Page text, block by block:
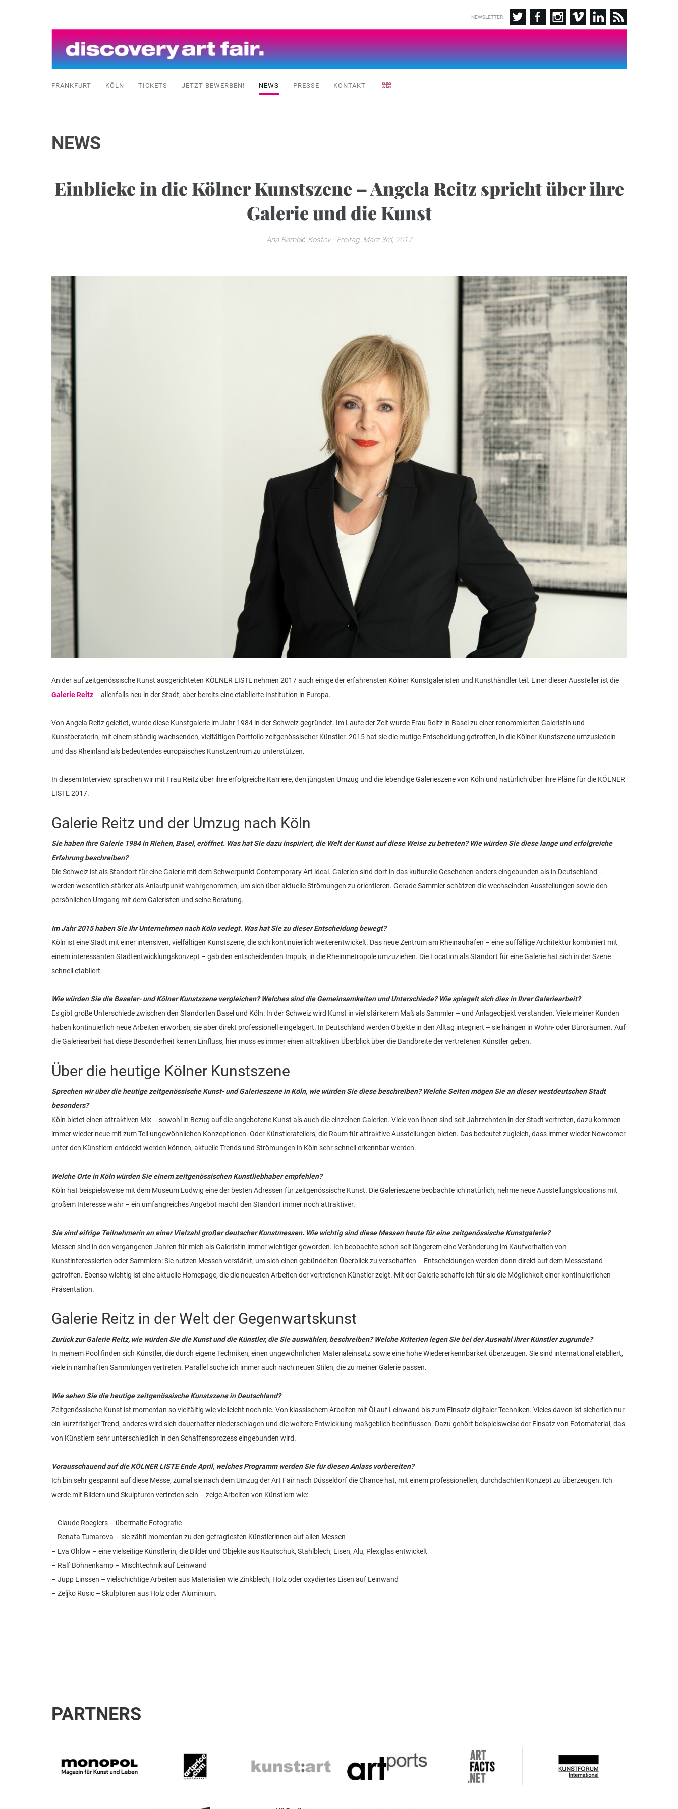
NEWSLETTER
FRANKFURT KÖLN TICKETS JETZT BEWERBEN! NEWS PRESSE KONTAKT
NEWS
Einblicke in die Kölner Kunstszene – Angela Reitz spricht über ihre
Galerie und die Kunst
Ana Bambić Kostov· Freitag, März 3rd, 2017
An der auf zeitgenössische Kunst ausgerichteten KÖLNER LISTE nehmen 2017 auch einige der erfahrensten Kölner Kunstgaleristen und Kunsthändler teil. Einer dieser Aussteller ist die
Galerie Reitz – allenfalls neu in der Stadt, aber bereits eine etablierte Institution in Europa.
Von Angela Reitz geleitet, wurde diese Kunstgalerie im Jahr 1984 in der Schweiz gegründet. Im Laufe der Zeit wurde Frau Reitz in Basel zu einer renommierten Galeristin und
Kunstberaterin, mit einem ständig wachsenden, vielfältigen Portfolio zeitgenössischer Künstler. 2015 hat sie die mutige Entscheidung getroffen, in die Kölner Kunstszene umzusiedeln
und das Rheinland als bedeutendes europäisches Kunstzentrum zu unterstützen.
In diesem Interview sprachen wir mit Frau Reitz über ihre erfolgreiche Karriere, den jüngsten Umzug und die lebendige Galerieszene von Köln und natürlich über ihre Pläne für die KÖLNER
LISTE 2017.
Galerie Reitz und der Umzug nach Köln
Sie haben Ihre Galerie 1984 in Riehen, Basel, eröffnet. Was hat Sie dazu inspiriert, die Welt der Kunst auf diese Weise zu betreten? Wie würden Sie diese lange und erfolgreiche
Erfahrung beschreiben?
Die Schweiz ist als Standort für eine Galerie mit dem Schwerpunkt Contemporary Art ideal. Galerien sind dort in das kulturelle Geschehen anders eingebunden als in Deutschland –
werden wesentlich stärker als Anlaufpunkt wahrgenommen, um sich über aktuelle Strömungen zu orientieren. Gerade Sammler schätzen die wechselnden Ausstellungen sowie den
persönlichen Umgang mit dem Galeristen und seine Beratung.
Im Jahr 2015 haben Sie Ihr Unternehmen nach Köln verlegt. Was hat Sie zu dieser Entscheidung bewegt?
Köln ist eine Stadt mit einer intensiven, vielfältigen Kunstszene, die sich kontinuierlich weiterentwickelt. Das neue Zentrum am Rheinauhafen – eine auffällige Architektur kombiniert mit
einem interessanten Stadtentwicklungskonzept – gab den entscheidenden Impuls, in die Rheinmetropole umzuziehen. Die Location als Standort für eine Galerie hat sich in der Szene
schnell etabliert.
Wie würden Sie die Baseler- und Kölner Kunstszene vergleichen? Welches sind die Gemeinsamkeiten und Unterschiede? Wie spiegelt sich dies in Ihrer Galeriearbeit?
Es gibt große Unterschiede zwischen den Standorten Basel und Köln: In der Schweiz wird Kunst in viel stärkerem Maß als Sammler – und Anlageobjekt verstanden. Viele meiner Kunden
haben kontinuierlich neue Arbeiten erworben, sie aber direkt professionell eingelagert. In Deutschland werden Objekte in den Alltag integriert – sie hängen in Wohn- oder Büroräumen. Auf
die Galeriearbeit hat diese Besonderheit keinen Einfluss, hier muss es immer einen attraktiven Überblick über die Bandbreite der vertretenen Künstler geben.
Über die heutige Kölner Kunstszene
Sprechen wir über die heutige zeitgenössische Kunst- und Galerieszene in Köln, wie würden Sie diese beschreiben? Welche Seiten mögen Sie an dieser westdeutschen Stadt
besonders?
Köln bietet einen attraktiven Mix – sowohl in Bezug auf die angebotene Kunst als auch die einzelnen Galerien. Viele von ihnen sind seit Jahrzehnten in der Stadt vertreten, dazu kommen
immer wieder neue mit zum Teil ungewöhnlichen Konzeptionen. Oder Künstlerateliers, die Raum für attraktive Ausstellungen bieten. Das bedeutet zugleich, dass immer wieder Newcomer
unter den Künstlern entdeckt werden können, aktuelle Trends und Strömungen in Köln sehr schnell erkennbar werden.
Welche Orte in Köln würden Sie einem zeitgenössischen Kunstliebhaber empfehlen?
Köln hat beispielsweise mit dem Museum Ludwig eine der besten Adressen für zeitgenössische Kunst. Die Galerieszene beobachte ich natürlich, nehme neue Ausstellungslocations mit
großem Interesse wahr – ein umfangreiches Angebot macht den Standort immer noch attraktiver.
Sie sind eifrige Teilnehmerin an einer Vielzahl großer deutscher Kunstmessen. Wie wichtig sind diese Messen heute für eine zeitgenössische Kunstgalerie?
Messen sind in den vergangenen Jahren für mich als Galeristin immer wichtiger geworden. Ich beobachte schon seit längerem eine Veränderung im Kaufverhalten von
Kunstinteressierten oder Sammlern: Sie nutzen Messen verstärkt, um sich einen gebündelten Überblick zu verschaffen – Entscheidungen werden dann direkt auf dem Messestand
getroffen. Ebenso wichtig ist eine aktuelle Homepage, die die neuesten Arbeiten der vertretenen Künstler zeigt. Mit der Galerie schaffe ich für sie die Möglichkeit einer kontinuierlichen
Präsentation.
Galerie Reitz in der Welt der Gegenwartskunst
Zurück zur Galerie Reitz, wie würden Sie die Kunst und die Künstler, die Sie auswählen, beschreiben? Welche Kriterien legen Sie bei der Auswahl ihrer Künstler zugrunde?
In meinem Pool finden sich Künstler, die durch eigene Techniken, einen ungewöhnlichen Materialeinsatz sowie eine hohe Wiedererkennbarkeit überzeugen. Sie sind international etabliert,
viele in namhaften Sammlungen vertreten. Parallel suche ich immer auch nach neuen Stilen, die zu meiner Galerie passen.
Wie sehen Sie die heutige zeitgenössische Kunstszene in Deutschland?
Zeitgenössische Kunst ist momentan so vielfältig wie vielleicht noch nie. Von klassischem Arbeiten mit Öl auf Leinwand bis zum Einsatz digitaler Techniken. Vieles davon ist sicherlich nur
ein kurzfristiger Trend, anderes wird sich dauerhafter niederschlagen und die weitere Entwicklung maßgeblich beeinflussen. Dazu gehört beispielsweise der Einsatz von Fotomaterial, das
von Künstlern sehr unterschiedlich in den Schaffensprozess eingebunden wird.
Vorausschauend auf die KÖLNER LISTE Ende April, welches Programm werden Sie für diesen Anlass vorbereiten?
Ich bin sehr gespannt auf diese Messe, zumal sie nach dem Umzug der Art Fair nach Düsseldorf die Chance hat, mit einem professionellen, durchdachten Konzept zu überzeugen. Ich
werde mit Bildern und Skulpturen vertreten sein – zeige Arbeiten von Künstlern wie:
– Claude Roegiers – übermalte Fotografie
– Renata Tumarova – sie zählt momentan zu den gefragtesten Künstlerinnen auf allen Messen
– Eva Ohlow – eine vielseitige Künstlerin, die Bilder und Objekte aus Kautschuk, Stahlblech, Eisen, Alu, Plexiglas entwickelt
– Ralf Bohnenkamp – Mischtechnik auf Leinwand
– Jupp Linssen – vielschichtige Arbeiten aus Materialien wie Zinkblech, Holz oder oxydiertes Eisen auf Leinwand
– Zeljko Rusic – Skulpturen aus Holz oder Aluminium.
PARTNERS